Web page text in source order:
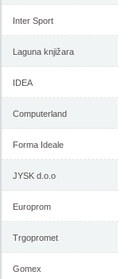
Inter Sport
Laguna knjižara
IDEA
Computerland
Forma Ideale
JYSK d.o.o
Europrom
Trgopromet
Gomex